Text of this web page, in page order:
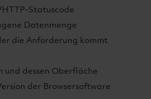
Statuscode
Datenmenge
die Anforderung kommt
und dessen Oberfläche
der Browsersoftware